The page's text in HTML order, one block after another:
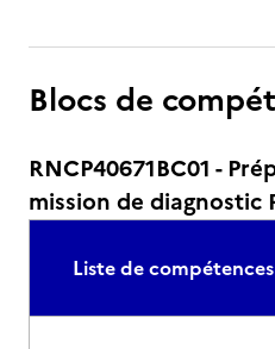
Blocs de
RNCP40671BC01 -
mission de diagnostic
Liste de compétences